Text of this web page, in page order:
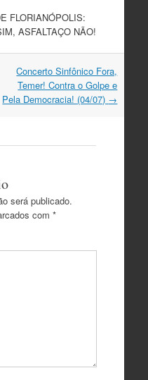
FLORIANÓPOLIS:
ASFALTAÇO NÃO!
Concerto Sinfônico Fora,
Temer! Contra o Golpe e
Pela Democracia! (04/07) →
será publicado.
com *